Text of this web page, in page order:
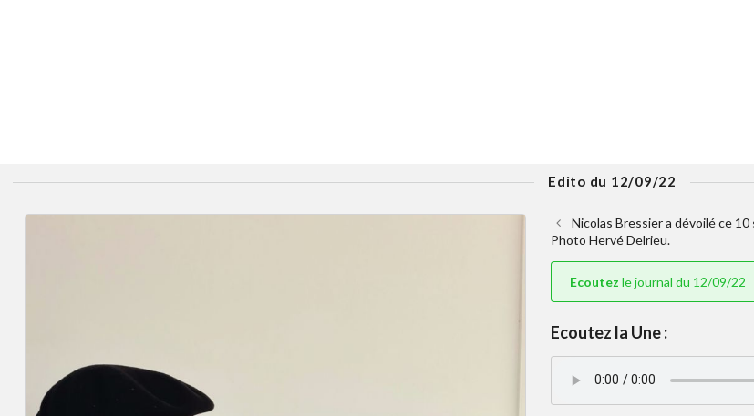
Edito du 12/09/22
Nicolas Bressier a dévoilé ce
Photo Hervé Delrieu.
Ecoutez le journal du 12/09/22
Ecoutez la Une :